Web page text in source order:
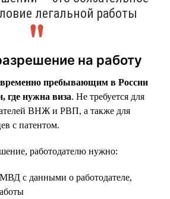
легальной работы
на работу
временно пребывающим в России
где нужна виза. Не требуется для
ВНЖ и РВП, а также для
с патентом.
работодателю нужно:
с данными о работодателе,